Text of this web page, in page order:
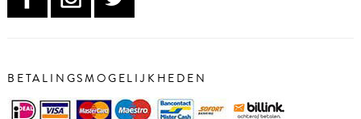
BETALINGSMOGELIJKHEDEN